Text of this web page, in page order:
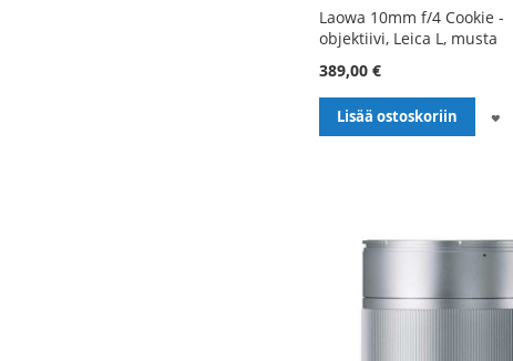
Laowa 10mm f/4 Cookie -
objektiivi, Leica L, musta
389,00 €
Lisää ostoskoriin